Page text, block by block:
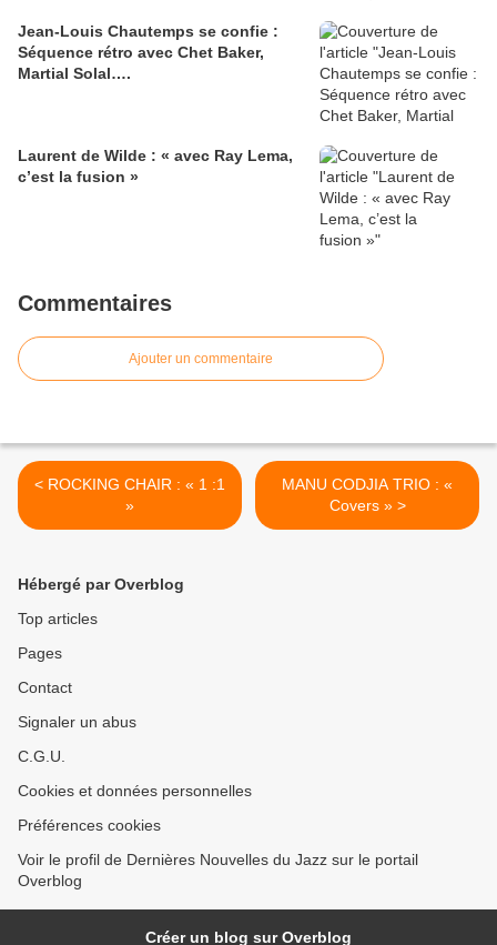
Jean-Louis Chautemps se confie :
Séquence rétro avec Chet Baker,
Martial Solal….
Laurent de Wilde : « avec Ray Lema,
c’est la fusion »
Commentaires
Ajouter un commentaire
< ROCKING CHAIR : « 1 :1
»
MANU CODJIA TRIO : «
Covers » >
Hébergé par Overblog
Top articles
Pages
Contact
Signaler un abus
C.G.U.
Cookies et données personnelles
Préférences cookies
Voir le profil de Dernières Nouvelles du Jazz sur le portail
Overblog
Créer un blog sur Overblog